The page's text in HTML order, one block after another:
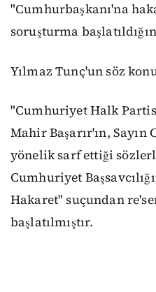
"Cumhurbaşkanı'na
soruşturma
Yılmaz Tunç'un söz
"Cumhuriyet Halk
Mahir Başarır'ın, Sayın
yönelik sarf ettiği
Cumhuriyet
Hakaret" suçundan
başlatılmıştır.